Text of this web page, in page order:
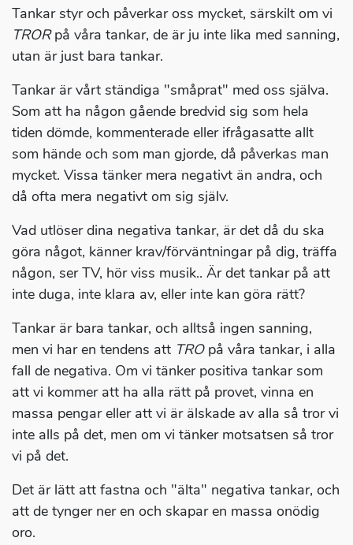
Tankar styr och påverkar oss mycket, särskilt om vi
TRORpå våra tankar, de är ju inte lika med sanning,
utan är just bara tankar.
Tankar är vårt ständiga "småprat" med oss själva.
Som att ha någon gående bredvid sig som hela
tiden dömde, kommenterade eller ifrågasatte allt
som hände och som man gjorde, då påverkas man
mycket. Vissa tänker mera negativt än andra, och
då ofta mera negativt om sig själv.
Vad utlöser dina negativa tankar, är det då du ska
göra något, känner krav/förväntningar på dig, träffa
någon, ser TV, hör viss musik.. Är det tankar på att
inte duga, inte klara av, eller inte kan göra rätt?
Tankar är bara tankar, och alltså ingen sanning,
men vi har en tendens att TROpå våra tankar, i alla
fall de negativa. Om vi tänker positiva tankar som
att vi kommer att ha alla rätt på provet, vinna en
massa pengar eller att vi är älskade av alla så tror vi
inte alls på det, men om vi tänker motsatsen så tror
vi på det.
Det är lätt att fastna och "älta" negativa tankar, och
att de tynger ner en och skapar en massa onödig
oro.